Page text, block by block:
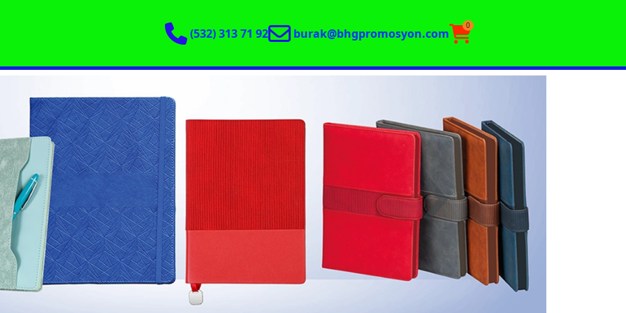
(532) 313 71 92 burak@bhgpromosyon.com
0
›